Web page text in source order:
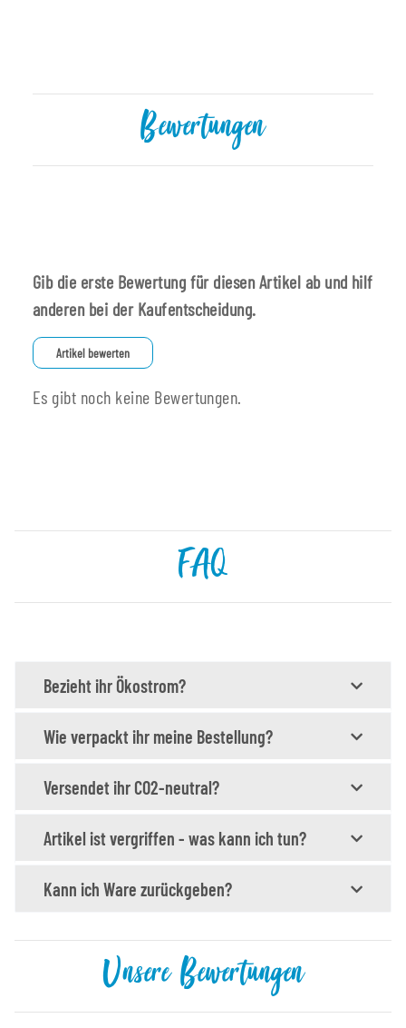
Bewertungen
Gib die erste Bewertung für diesen Artikel ab und hilf
anderen bei der Kaufentscheidung.
Artikel bewerten
Es gibt noch keine Bewertungen.
FAQ
Bezieht ihr Ökostrom?
Wie verpackt ihr meine Bestellung?
Versendet ihr CO2-neutral?
Artikel ist vergriffen - was kann ich tun?
Kann ich Ware zurückgeben?
Unsere Bewertungen